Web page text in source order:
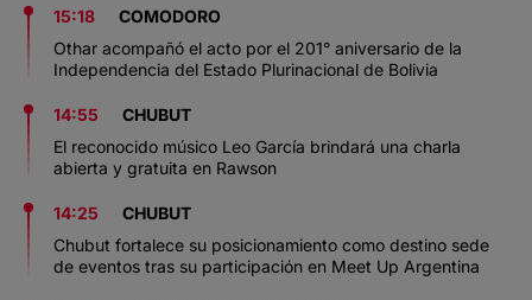
15:18
COMODORO
Othar acompañó el acto por el 201° aniversario de la
Independencia del Estado Plurinacional de Bolivia
14:55
CHUBUT
El reconocido músico Leo García brindará una charla
abierta y gratuita en Rawson
14:25
CHUBUT
Chubut fortalece su posicionamiento como destino sede
de eventos tras su participación en Meet Up Argentina